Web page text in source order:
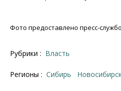
Фото предоставлено пресс-
Рубрики : Власть
Регионы : Сибирь